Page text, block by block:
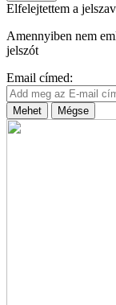
Elfelejtettem a
Amennyiben nem
jelszót
Email címed:
Mehet Mégse